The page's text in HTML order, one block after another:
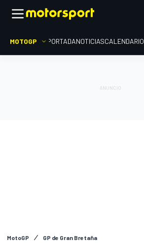
MOTOGP PORTADANOTICIASCALENDARIO
MotoGP GP de Gran Bretaña